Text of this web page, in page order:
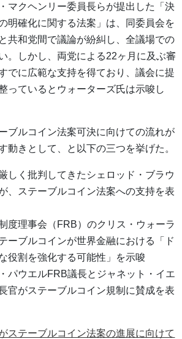
マクヘンリー委員長らが提出した「決
明確化に関する法案」は、同委員会を
共和党間で議論が紛糾し、全議場での
。しかし、両党による22ヶ月に及ぶ審
でに広範な支持を得ており、議会に提
っているとウォーターズ氏は示唆し
ブルコイン法案可決に向けての流れが
動きとして、と以下の三つを挙げた。
しく批判してきたシェロッド・ブラウ
、ステーブルコイン法案への支持を表
度理事会（FRB）のクリス・ウォーラ
ーブルコインが世界金融における「ド
役割を強化する可能性」を示唆
パウエルFRB議長とジャネット・イエ
官がステーブルコイン規制に賛成を表
ステーブルコイン法案の進展に向けて